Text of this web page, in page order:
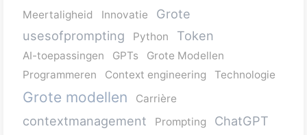
Meertaligheid
Innovatie
Grote
usesofprompting
Python Token
AI-toepassingen GPTs
Grote Modellen
Programmeren
Context engineering Technologie
Grote modellen Carrière
contextmanagement Prompting ChatGPT